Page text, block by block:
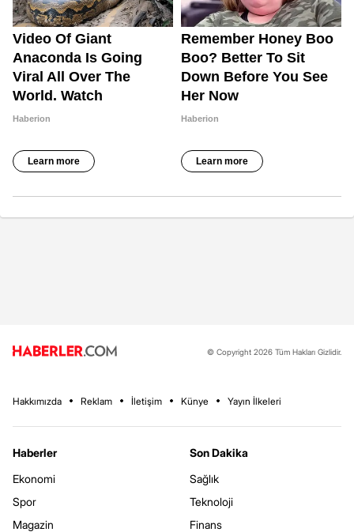
© Copyright 2026 Tüm Hakları Gizlidir.
Hakkımızda Reklam İletişim Künye Yayın İlkeleri
Haberler
Ekonomi
Spor
Magazin
Son Dakika
Sağlık
Teknoloji
Finans